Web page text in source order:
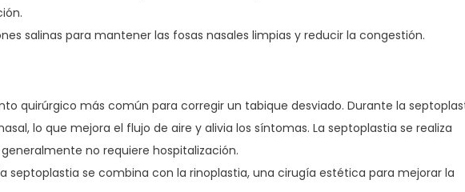
salinas para mantener las fosas nasales limpias y reducir la congestión.
quirúrgico más común para corregir un tabique desviado. Durante la
lo que mejora el flujo de aire y alivia los síntomas. La septoplastia se realiza
no requiere hospitalización.
septoplastia se combina con la rinoplastia, una cirugía estética para mejorar la